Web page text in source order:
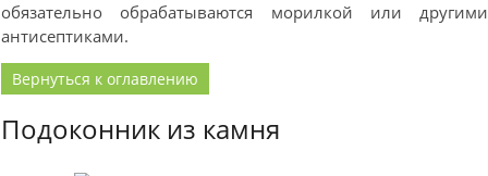
обязательно обрабатываются морилкой или другими
антисептиками.
Вернуться к оглавлению
Подоконник из камня